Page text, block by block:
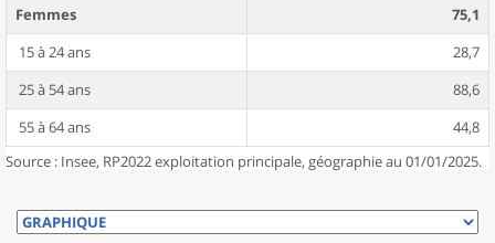
Femmes
75,1
15 à 24 ans
28,7
25 à 54 ans
88,6
55 à 64 ans
44,8
Source : Insee, RP2022 exploitation principale, géographie au 01/01/2025.